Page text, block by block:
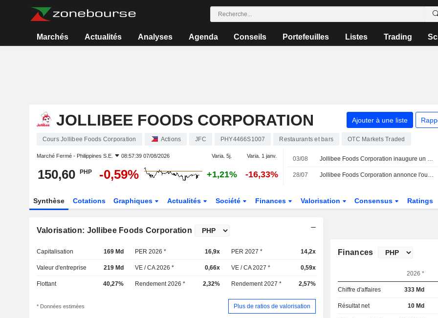
Marchés Actualités Analyses Agenda Conseils Portefeuilles Listes Trading
JOLLIBEE FOODS CORPORATION Ajouter à une liste
Cours Jollibee Foods Corporation Actions JFC PHY4466S1007 Restaurants et bars OTC Markets Traded
Marché Fermé - Philippines S.E. 08:57:39 07/08/2026 Varia. 5j. Varia. 1 janv.
150,60 PHP -0,59% +1,21% -16,33%
03/08 Jollibee Foods Corporation inaugure un nouveau restaurant au centre-ville de San Francisco
28/07 Jollibee Foods Corporation annonce l'ouverture d'une nouvelle franchise au centre-ville de San Francisco
Synthèse Cotations Graphiques Actualités Société Finances Valorisation Consensus Ratings
Valorisation: Jollibee Foods Corporation
Capitalisation 169 Md PER 2026 * 16,9x PER 2027 * 14,2x
Valeur d'entreprise 219 Md VE / CA 2026 * 0,66x VE / CA 2027 * 0,59x
Flottant 40,27% Rendement 2026 * 2,32% Rendement 2027 * 2,57%
* Données estimées Plus de ratios de valorisation
Finances
2026 *
Chiffre d'affaires 333 Md
Résultat net 10 Md